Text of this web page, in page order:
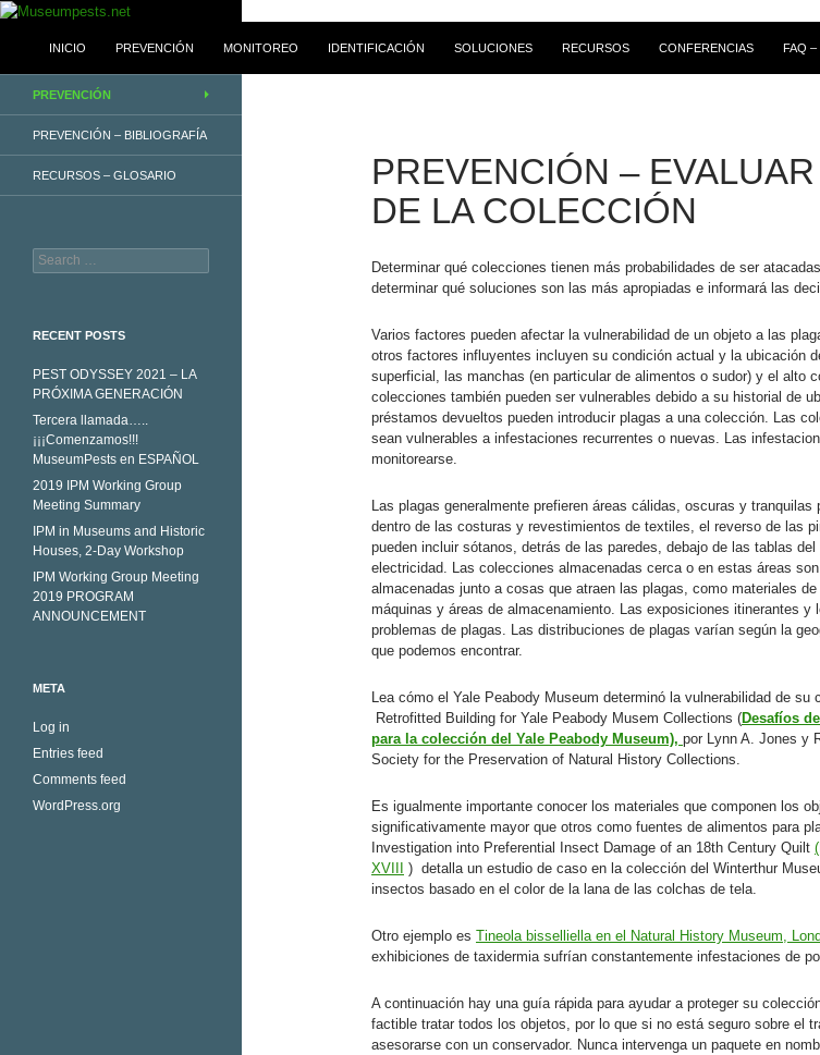
Skip
Museumpests.net
INICIO PREVENCIÓN MONITOREO IDENTIFICACIÓN SOLUCIONES RECURSOS CONFERENCIAS FAQ –
PREVENCIÓN –
DE LA COLECCIÓN
Determinar qué colecciones tienen más probabilidades de ser
determinar qué soluciones son las más apropiadas e informará las
Varios factores pueden afectar la vulnerabilidad de un objeto a las
otros factores influyentes incluyen su condición actual y la ubicación
superficial, las manchas (en particular de alimentos o sudor) y el alto
colecciones también pueden ser vulnerables debido a su historial de
préstamos devueltos pueden introducir plagas a una colección. Las
sean vulnerables a infestaciones recurrentes o nuevas. Las
monitorearse.
Las plagas generalmente prefieren áreas cálidas, oscuras y
dentro de las costuras y revestimientos de textiles, el reverso de las
pueden incluir sótanos, detrás de las paredes, debajo de las tablas
electricidad. Las colecciones almacenadas cerca o en estas áreas
almacenadas junto a cosas que atraen las plagas, como materiales
máquinas y áreas de almacenamiento. Las exposiciones itinerantes
problemas de plagas. Las distribuciones de plagas varían según la
que podemos encontrar.
Lea cómo el Yale Peabody Museum determinó la vulnerabilidad de
Retrofitted Building for Yale Peabody Musem Collections (Desafíos
para la colección del Yale Peabody Museum), por Lynn A. Jones y
Society for the Preservation of Natural History Collections.
Es igualmente importante conocer los materiales que componen los
significativamente mayor que otros como fuentes de alimentos para
Investigation into Preferential Insect Damage of an 18th Century Quilt
XVIII
) detalla un estudio de caso en la colección del Winterthur
insectos basado en el color de la lana de las colchas de tela.
Otro ejemplo es Tineola bisselliella en el Natural History Museum,
exhibiciones de taxidermia sufrían constantemente infestaciones de
A continuación hay una guía rápida para ayudar a proteger su
factible tratar todos los objetos, por lo que si no está seguro sobre el
asesorarse con un conservador. Nunca intervenga un paquete en
A Product of the Integrated Pest
Management Working Group
PREVENCIÓN
PREVENCIÓN – BIBLIOGRAFÍA
RECURSOS – GLOSARIO
Search
for:
RECENT POSTS
PEST ODYSSEY 2021 – LA
PRÓXIMA GENERACIÓN
Tercera llamada…..
¡¡¡Comenzamos!!!
MuseumPests en ESPAÑOL
2019 IPM Working Group
Meeting Summary
IPM in Museums and Historic
Houses, 2-Day Workshop
IPM Working Group Meeting
2019 PROGRAM
ANNOUNCEMENT
META
Log in
Entries feed
Comments feed
WordPress.org